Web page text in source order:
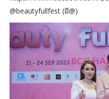
@beautyfullfest (มี@)